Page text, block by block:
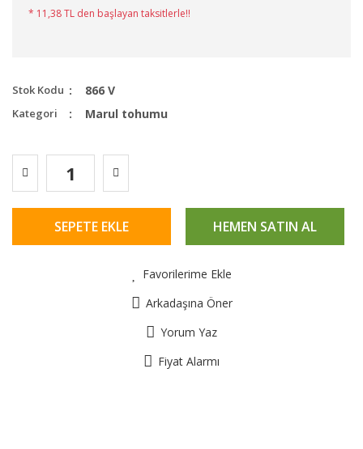
* 11,38 TL den başlayan taksitlerle!!
Stok Kodu 866 V
Kategori Marul tohumu
SEPETE EKLE HEMEN SATIN AL
Favorilerime Ekle
Arkadaşına Öner
Yorum Yaz
Fiyat Alarmı